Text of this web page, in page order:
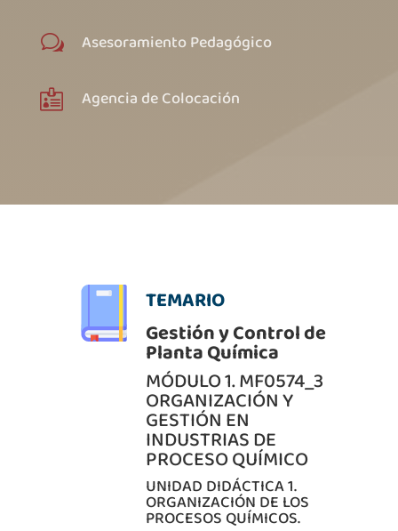
w Asesoramiento Pedagógico
 Agencia de Colocación
TEMARIO
Gestión y Control de
Planta Química
MÓDULO 1. MF0574_3
ORGANIZACIÓN Y
GESTIÓN EN
INDUSTRIAS DE
PROCESO QUÍMICO
UNIDAD DIDÁCTICA 1.
ORGANIZACIÓN DE LOS
PROCESOS QUÍMICOS.